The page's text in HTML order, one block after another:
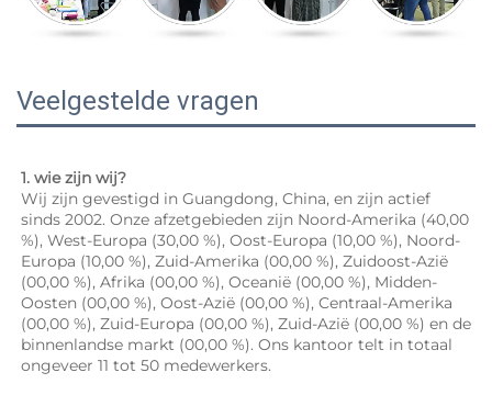
Veelgestelde vragen
1. wie zijn wij?
Wij zijn gevestigd in Guangdong, China, en zijn actief
sinds 2002. Onze afzetgebieden zijn Noord-Amerika (40,00
%), West-Europa (30,00 %), Oost-Europa (10,00 %), Noord-
Europa (10,00 %), Zuid-Amerika (00,00 %), Zuidoost-Azië
(00,00 %), Afrika (00,00 %), Oceanië (00,00 %), Midden-
Oosten (00,00 %), Oost-Azië (00,00 %), Centraal-Amerika
(00,00 %), Zuid-Europa (00,00 %), Zuid-Azië (00,00 %) en de
binnenlandse markt (00,00 %). Ons kantoor telt in totaal
ongeveer 11 tot 50 medewerkers.